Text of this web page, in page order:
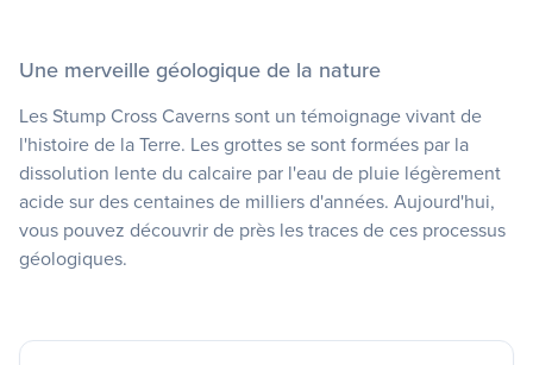
Une merveille géologique de la nature
Les Stump Cross Caverns sont un témoignage vivant de
l'histoire de la Terre. Les grottes se sont formées par la
dissolution lente du calcaire par l'eau de pluie légèrement
acide sur des centaines de milliers d'années. Aujourd'hui,
vous pouvez découvrir de près les traces de ces processus
géologiques.